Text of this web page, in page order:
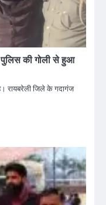
पुलिस की गोली से हुआ
रायबरेली जिले के गदागंज